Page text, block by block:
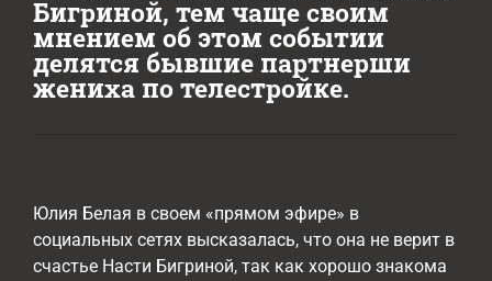
Бигриной, тем чаще своим
мнением об этом событии
делятся бывшие партнерши
жениха по телестройке.
Юлия Белая в своем «прямом эфире» в
социальных сетях высказалась, что она не верит в
счастье Насти Бигриной, так как хорошо знакома